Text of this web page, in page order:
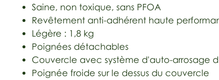
Saine, non toxique, sans PFOA
Revêtement anti-adhérent haute
Légère : 1,8 kg
Poignées détachables
Couvercle avec système d'auto-arrosage
Poignée froide sur le dessus du couvercle